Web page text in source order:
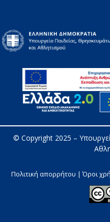
© Copyright 2025 –
Πολιτική απορρήτου | Όροι